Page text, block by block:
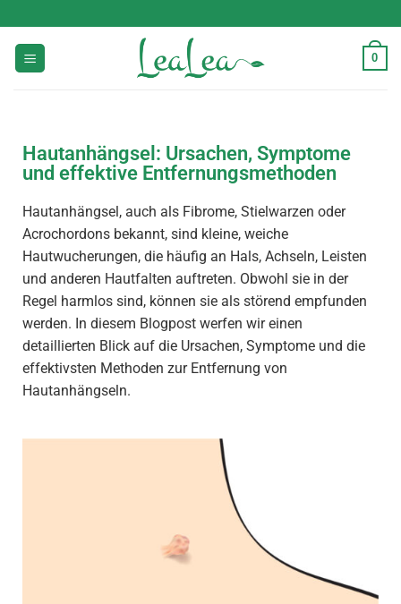
0
Hautanhängsel: Ursachen, Symptome
und effektive Entfernungsmethoden
Hautanhängsel, auch als Fibrome, Stielwarzen oder
Acrochordons bekannt, sind kleine, weiche
Hautwucherungen, die häufig an Hals, Achseln, Leisten
und anderen Hautfalten auftreten. Obwohl sie in der
Regel harmlos sind, können sie als störend empfunden
werden. In diesem Blogpost werfen wir einen
detaillierten Blick auf die Ursachen, Symptome und die
effektivsten Methoden zur Entfernung von
Hautanhängseln.